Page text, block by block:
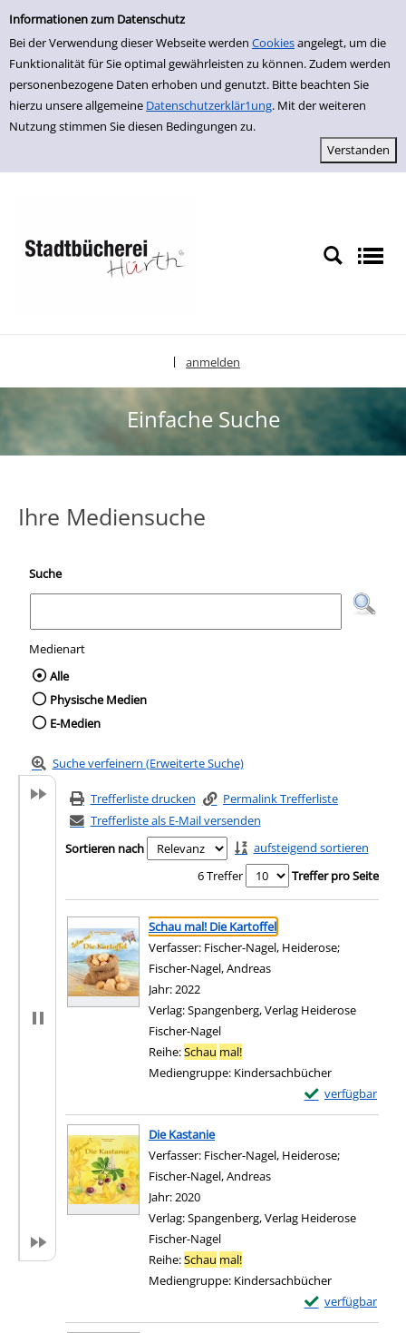
Einfache Suche
Informationen zum Datenschutz
Bei der Verwendung dieser Webseite werden Cookiesangelegt, um die
Funktionalität für Sie optimal gewährleisten zu können. Zudem werden
personenbezogene Daten erhoben und genutzt. Bitte beachten Sie
hierzu unsere allgemeine Datenschutzerklär1ung. Mit der weiteren
Nutzung stimmen Sie diesen Bedingungen zu.
zur Navigation springen
zum Inhalt springen
Zu den Suchfiltern springen
Zur Trefferliste springen
anmelden
Einfache Suche
Ihre Mediensuche
Suche
Medienart
Wählen Sie die Medienart nach der Sie
Alle
Physische Medien
E-Medien
Suche verfeinern (Erweiterte Suche)
Trefferliste drucken
Permalink Trefferliste
Trefferliste als E-Mail versenden
Sortieren nach
aufsteigend sortieren
6 Treffer
Treffer pro Seite
Suchergebnis
Zu den Suchfiltern springen
Schau mal! Die Kartoffel
Verfasser: Fischer-Nagel, Heiderose;
Fischer-Nagel, Andreas
Jahr:2022
Verlag:Spangenberg, Verlag Heiderose
Fischer-Nagel
Reihe:Schau mal!
Mediengruppe: Kindersachbücher
verfügbar
Exemplar-Details
Zum Download
Die Kastanie
Verfasser: Fischer-Nagel, Heiderose;
Fischer-Nagel, Andreas
Jahr:2020
Verlag:Spangenberg, Verlag Heiderose
Fischer-Nagel
Reihe:Schau mal!
Mediengruppe: Kindersachbücher
verfügbar
Exemplar-Details
Zum Download